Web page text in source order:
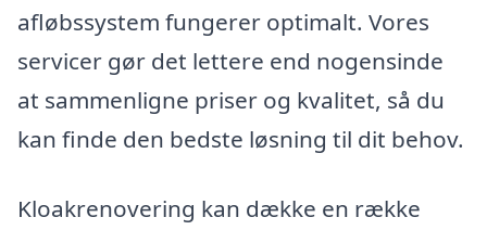
afløbssystem fungerer optimalt. Vores
servicer gør det lettere end nogensinde
at sammenligne priser og kvalitet, så du
kan finde den bedste løsning til dit behov.
Kloakrenovering kan dække en række